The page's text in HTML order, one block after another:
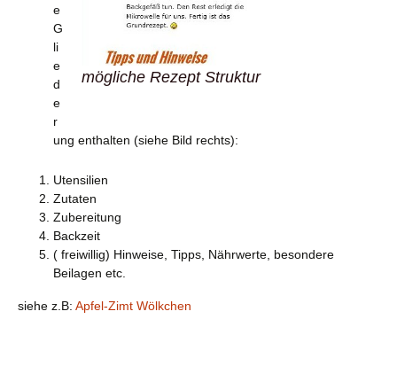
mögliche Rezept Struktur
e
G
li
e
d
e
r
ung enthalten (siehe Bild rechts):
Utensilien
Zutaten
Zubereitung
Backzeit
( freiwillig) Hinweise, Tipps, Nährwerte, besondere
Beilagen etc.
siehe z.B: Apfel-Zimt Wölkchen